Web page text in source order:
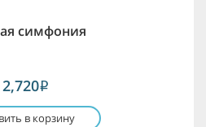
симфония
2,720i
в корзину